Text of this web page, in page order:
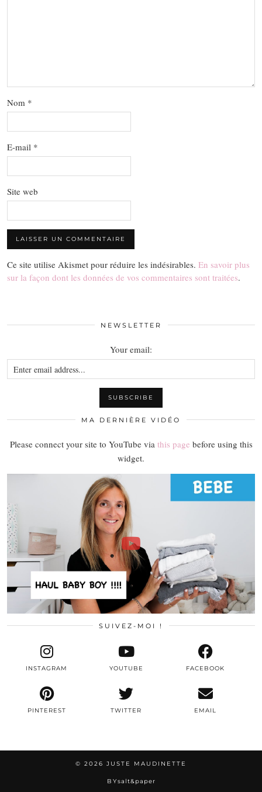
Nom *
E-mail *
Site web
Ce site utilise Akismet pour réduire les indésirables. En savoir plus
sur la façon dont les données de vos commentaires sont traitées.
NEWSLETTER
Your email:
MA DERNIÈRE VIDÉO
Please connect your site to YouTube via this page before using this
widget.
SUIVEZ-MOI !
TWITTER
INSTAGRAM FACEBOOK
PINTEREST
YOUTUBE
EMAIL
© 2026 JUSTE MAUDINETTE
BYsalt&paper